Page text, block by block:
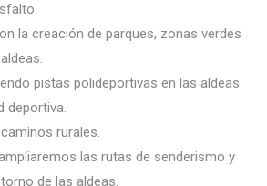
la creación de parques, zonas verdes
pistas polideportivas en las aldeas
deportiva.
rurales.
las rutas de senderismo y
de las aldeas.